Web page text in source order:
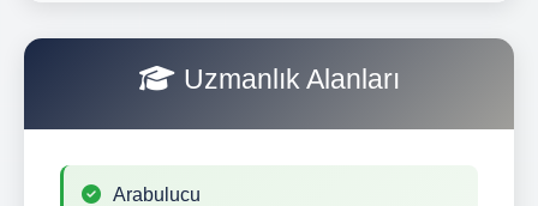
Uzmanlık Alanları
Arabulucu